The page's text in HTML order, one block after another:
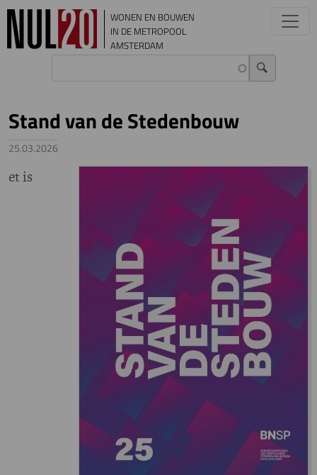
Overslaan en naar de inhoud gaan
WONEN EN BOUWEN
IN DE METROPOOL
AMSTERDAM
Stand van de Stedenbouw
25.03.2026
et is